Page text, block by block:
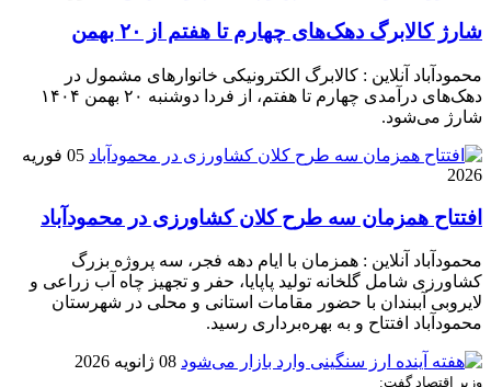
شارژ کالابرگ دهک‌های چهارم تا هفتم از ۲۰ بهمن
محمودآباد آنلاین : کالابرگ الکترونیکی خانوار‌های مشمول در
دهک‌های درآمدی چهارم تا هفتم، از فردا دوشنبه ۲۰ بهمن ۱۴۰۴
شارژ می‌شود.
05 فوریه
2026
افتتاح همزمان سه طرح کلان کشاورزی در محمودآباد
محمودآباد آنلاین : همزمان با ایام دهه فجر، سه پروژه بزرگ
کشاورزی شامل گلخانه تولید پاپایا، حفر و تجهیز چاه آب زراعی و
لایروبی آببندان با حضور مقامات استانی و محلی در شهرستان
محمودآباد افتتاح و به بهره‌برداری رسید.
08 ژانویه 2026
وزیر اقتصاد گفت: